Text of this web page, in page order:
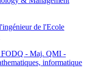
de l'Ecole
- Maj. QMI -
informatique